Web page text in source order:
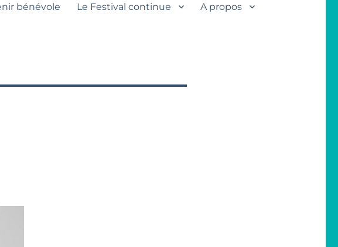
bénévole Le Festival continue A propos